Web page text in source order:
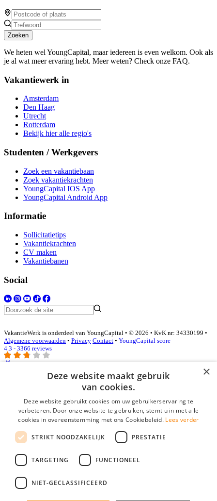
Zoeken
We heten wel YoungCapital, maar iedereen is even welkom. Ook als
je al wat meer ervaring hebt. Meer weten? Check onze FAQ.
Vakantiewerk in
Amsterdam
Den Haag
Utrecht
Rotterdam
Bekijk hier alle regio's
Studenten / Werkgevers
Zoek een vakantiebaan
Zoek vakantiekrachten
YoungCapital IOS App
YoungCapital Android App
Informatie
Sollicitatietips
Vakantiekrachten
CV maken
Vakantiebanen
Social
VakantieWerk is onderdeel van YoungCapital • © 2026 • KvK nr: 34330199 •
Algemene voorwaarden • Privacy Contact • YoungCapital score
4.3 - 3366 reviews
E-mail*
Wachtwoord
login gegevens onthouden
login
Bedrijf aanmelden
×
Deze website maakt gebruik
van cookies.
Deze website gebruikt cookies om uw gebruikerservaring te
verbeteren. Door onze website te gebruiken, stemt u in met alle
cookies in overeenstemming met ons Cookiebeleid. Lees verder
STRIKT NOODZAKELIJK PRESTATIE
TARGETING FUNCTIONEEL
NIET-GECLASSIFICEERD